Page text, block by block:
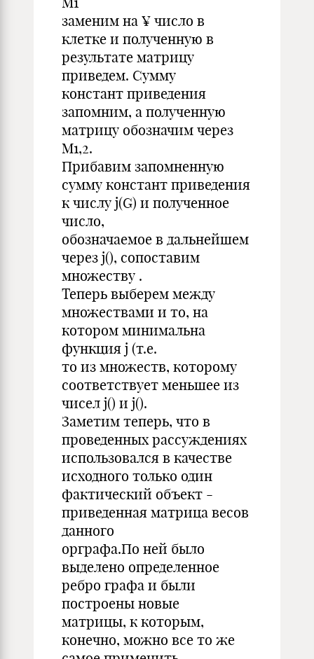
заменим на ¥ число в
клетке и полученную в
результате матрицу
приведем. Сумму
констант приведения
запомним, а полученную
матрицу обозначим через
M1,2.
Прибавим запомненную
сумму констант приведения
к числу j(G) и полученное
число,
обозначаемое в дальнейшем
через j(), сопоставим
множеству .
Теперь выберем между
множествами и то, на
котором минимальна
функция j (т.е.
то из множеств, которому
соответствует меньшее из
чисел j() и j().
Заметим теперь, что в
проведенных рассуждениях
использовался в качестве
исходного только один
фактический объект -
приведенная матрица весов
данного
орграфа.По ней было
выделено определенное
ребро графа и были
построены новые
матрицы, к которым,
конечно, можно все то же